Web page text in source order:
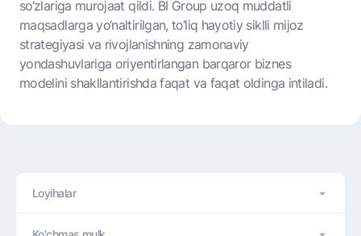
so‘zlariga murojaat qildi. BI Group uzoq muddatli
maqsadlarga yo‘naltirilgan, to‘liq hayotiy siklli mijoz
strategiyasi va rivojlanishning zamonaviy
yondashuvlariga oriyentirlangan barqaror biznes
modelini shakllantirishda faqat va faqat oldinga intiladi.
Loyihalar